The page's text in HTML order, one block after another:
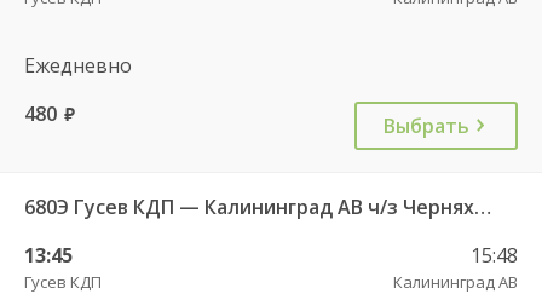
Ежедневно
480 руб. Выбрать
680Э Гусев КДП — Калининград АВ ч/з Черняховск АС
13:45
Гусев КДП
15:48
Калининград АВ